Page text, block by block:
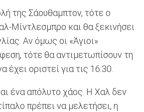
της Σάουθαμπτον, τότε ο
Μίντλεσμπρο και θα ξεκινήσει
Αν όμως οι «Άγιοι»
τότε θα αντιμετωπίσουν τη
έχει οριστεί για τις 16:30.
ένα απόλυτο χάος. Η Χαλ δεν
πρέπει να μελετήσει, η